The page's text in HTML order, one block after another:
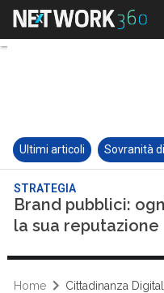
Ultimi articoli Sovranità
STRATEGIA
Brand pubblici:
la sua reputazione
Home Cittadinanza